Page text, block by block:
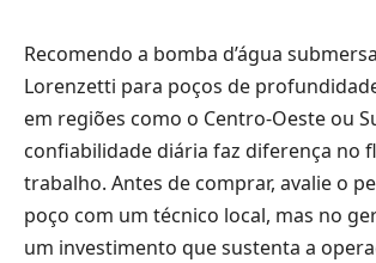
Recomendo a bomba d’água
Lorenzetti para poços de
em regiões como o Centro-Oeste ou
confiabilidade diária faz diferença no
trabalho. Antes de comprar, avalie o
poço com um técnico local, mas no
um investimento que sustenta a